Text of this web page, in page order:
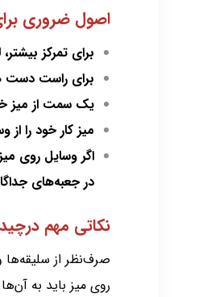
اصول ضروری
برای تمرکز
برای راست دست
یک سمت از میز
میز کار خود را
اگر وسایل روی
در جعبه‌های
نکاتی مهم
صرف‌نظر از
روی میز باید به